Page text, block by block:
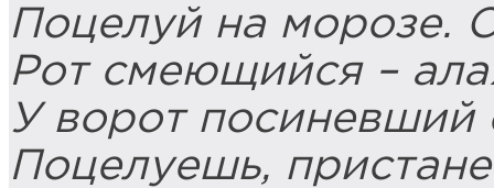
Поцелуй на морозе.
Рот смеющийся –
У ворот посиневший
Поцелуешь,